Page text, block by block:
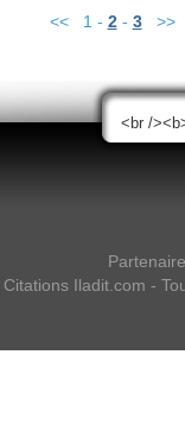
<< 1 - 2- 3>>
Citations Iladit.com -